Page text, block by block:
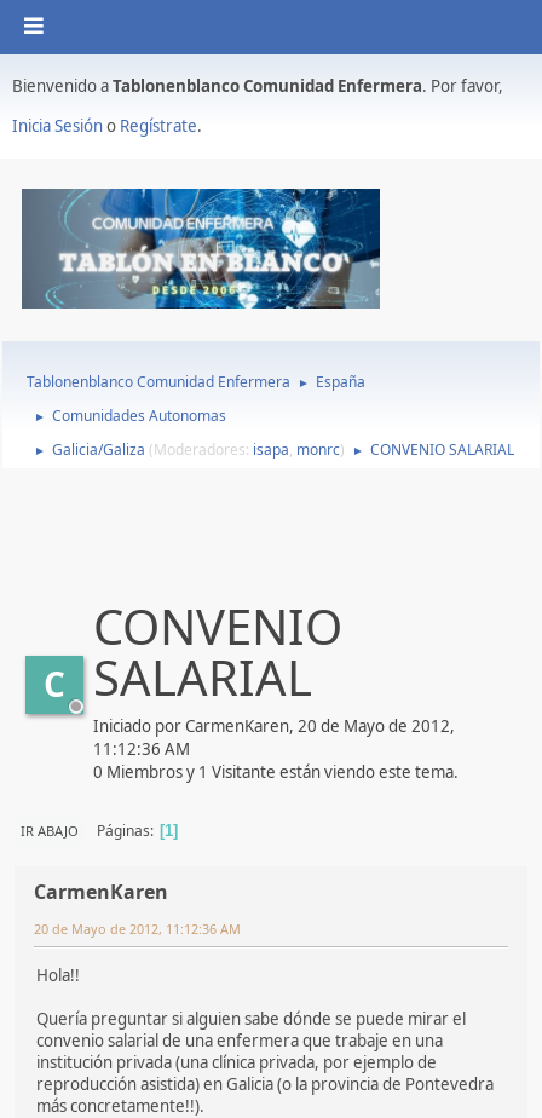
Bienvenido aTablonenblanco Comunidad Enfermera. Por favor,
Inicia Sesióno Regístrate.
Tablonenblanco Comunidad Enfermera ► España
► Comunidades Autonomas
► Galicia/Galiza (Moderadores: isapa, monrc) ► CONVENIO SALARIAL
C
CONVENIO
SALARIAL
Iniciado por CarmenKaren, 20 de Mayo de 2012,
11:12:36 AM
0 Miembros y 1 Visitante están viendo este tema.
IR ABAJO Páginas 1
CarmenKaren
20 de Mayo de 2012, 11:12:36 AM
Hola!!
Quería preguntar si alguien sabe dónde se puede mirar el
convenio salarial de una enfermera que trabaje en una
institución privada (una clínica privada, por ejemplo de
reproducción asistida) en Galicia (o la provincia de Pontevedra
más concretamente!!).